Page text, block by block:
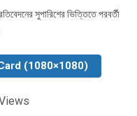
সুপারিশের ভিত্তিতে পরবর্তী
(1080×1080)